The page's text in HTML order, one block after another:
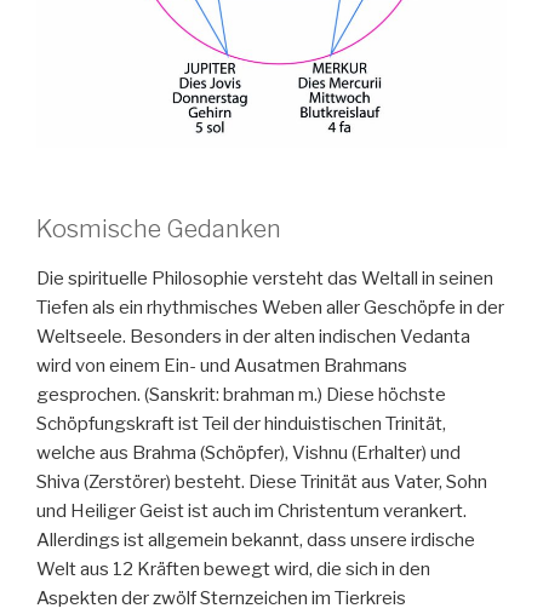
Kosmische Gedanken
Die spirituelle Philosophie versteht das Weltall in seinen
Tiefen als ein rhythmisches Weben aller Geschöpfe in der
Weltseele. Besonders in der alten indischen Vedanta
wird von einem Ein- und Ausatmen Brahmans
gesprochen. (Sanskrit: brahman m.) Diese höchste
Schöpfungskraft ist Teil der hinduistischen Trinität,
welche aus Brahma (Schöpfer), Vishnu (Erhalter) und
Shiva (Zerstörer) besteht. Diese Trinität aus Vater, Sohn
und Heiliger Geist ist auch im Christentum verankert.
Allerdings ist allgemein bekannt, dass unsere irdische
Welt aus 12 Kräften bewegt wird, die sich in den
Aspekten der zwölf Sternzeichen im Tierkreis